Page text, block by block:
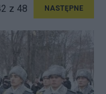
z 48 NASTĘPNE